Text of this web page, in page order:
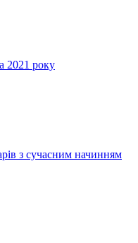
2021 року
з сучасним начинням